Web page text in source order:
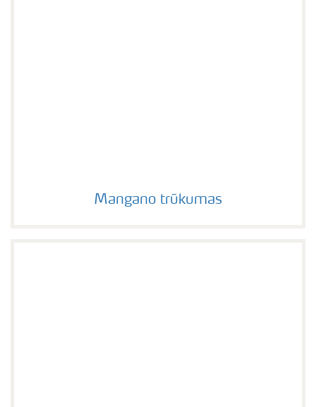
Mangano trūkumas
Mangano trūkumas